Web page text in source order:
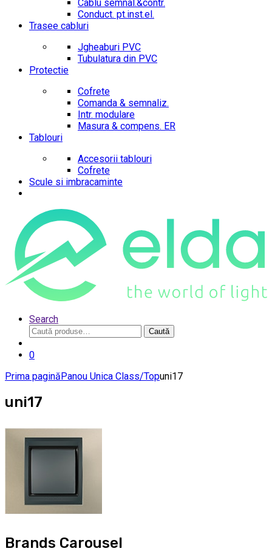
Cablu semnal.&contr.
Conduct. pt.inst.el.
Trasee cabluri
Jgheaburi PVC
Tubulatura din PVC
Protectie
Cofrete
Comanda & semnaliz.
Intr. modulare
Masura & compens. ER
Tablouri
Accesorii tablouri
Cofrete
Scule si imbracaminte
Search
Caută
după:
Caută
0
Prima paginăPanou Unica Class/Topuni17
uni17
Brands Carousel